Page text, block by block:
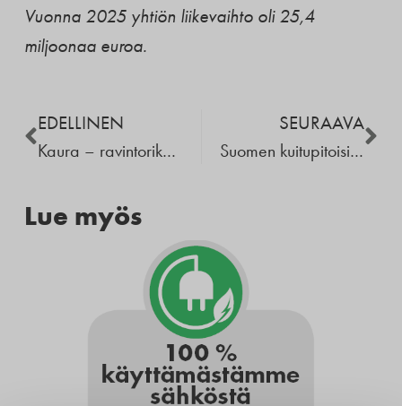
Vuonna 2025 yhtiön liikevaihto oli 25,4
miljoonaa euroa.
EDELLINEN
Kaura – ravintorikas ja vastuullinen pääraaka-aine
SEURAAVA
Suomen kuitupitoisin tuore täysjyväruisleipä tulee Pohjois-Karjalasta
Lue myös